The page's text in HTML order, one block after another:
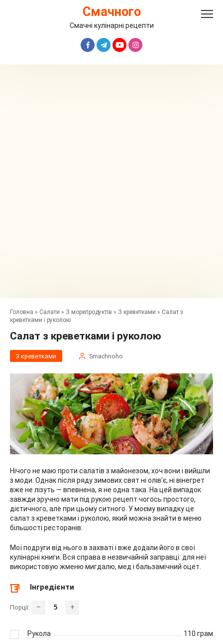
Смачного
Смачні кулінарні рецепти
Головна » Салати » З морепродуктів » З креветками » Салат з
креветками і руколою
Салат з креветками і руколою
З креветками Smachnoho
Нічого не маю проти салатів з майонезом, хоч вони і вийшли
з моди. Однак після ряду зимових свят ні олів’є, ні вінегрет
вже не лізуть — впевнена, я не одна така. На цей випадок
завжди зручно мати під рукою рецепт чогось простого,
дієтичного, але при цьому ситного. У моєму випадку це
салат з креветками і руколою, який можна знайти в меню
більшості ресторанів.
Мої подруги від нього в захваті і вже додали його в свої
кулінарні книги. Вся справа в незвичайній заправці: для неї
використовую жменю мигдалю, мед і бальзамічний оцет.
Інгредієнти
Порції: – +
Рукола 110 грам